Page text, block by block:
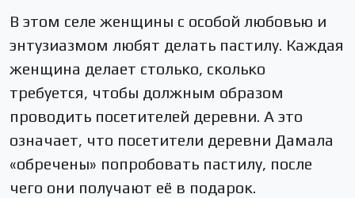
В этом селе женщины с особой любовью и
энтузиазмом любят делать пастилу. Каждая
женщина делает столько, сколько
требуется, чтобы должным образом
проводить посетителей деревни. А это
означает, что посетители деревни Дамала
«обречены» попробовать пастилу, после
чего они получают её в подарок.